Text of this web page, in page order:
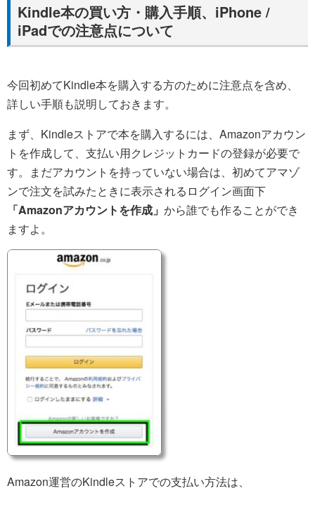
Kindle本の買い方・購入手順、iPhone /
iPadでの注意点について
今回初めてKindle本を購入する方のために注意点を含め、
詳しい手順も説明しておきます。
まず、Kindleストアで本を購入するには、Amazonアカウン
トを作成して、支払い用クレジットカードの登録が必要で
す。まだアカウントを持っていない場合は、初めてアマゾ
ンで注文を試みたときに表示されるログイン画面下
「Amazonアカウントを作成」 から誰でも作ることができ
ますよ。
Amazon運営のKindleストアでの支払い方法は、